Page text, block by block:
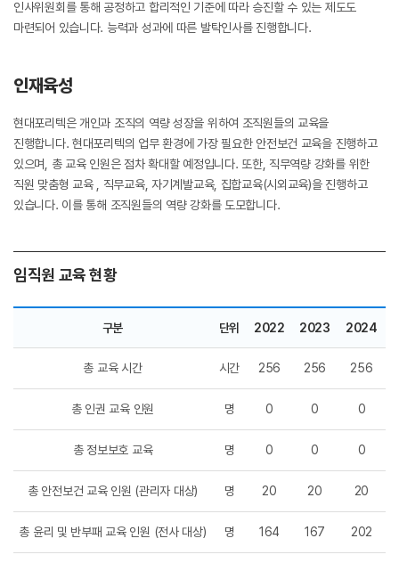
인사위원회를 통해 공정하고 합리적인 기준에 따라 승진할 수 있는 제도도
마련되어 있습니다. 능력과 성과에 따른 발탁인사를 진행합니다.
인재육성
현대포리텍은 개인과 조직의 역량 성장을 위하여 조직원들의 교육을
진행합니다. 현대포리텍의 업무 환경에 가장 필요한 안전보건 교육을 진행하고
있으며, 총 교육 인원은 점차 확대할 예정입니다. 또한, 직무역량 강화를 위한
직원 맞춤형 교육 , 직무교육, 자기계발교육, 집합교육(시외교육)을 진행하고
있습니다. 이를 통해 조직원들의 역량 강화를 도모합니다.
임직원 교육 현황
구분 단위 2022 2023 2024
총 교육 시간 시간 256 256 256
총 인권 교육 인원 명 0 0 0
총 정보보호 교육 명 0 0 0
총 안전보건 교육 인원 (관리자 대상) 명 20 20 20
총 윤리 및 반부패 교육 인원 (전사 대상) 명 164 167 202